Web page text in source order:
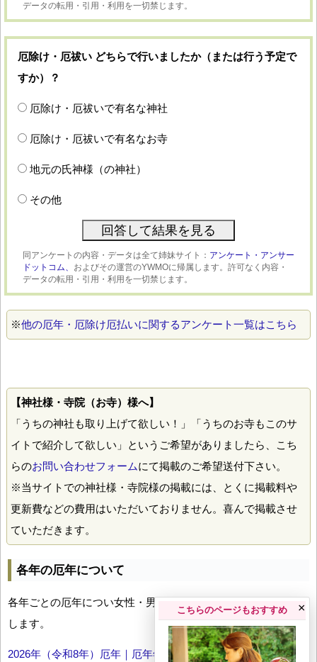
データの転用・引用・利用を一切禁じます。
厄除け・厄祓い どちらで行いましたか（または行う予定で
すか）？
厄除け・厄祓いで有名な神社
厄除け・厄祓いで有名なお寺
地元の氏神様（の神社）
その他
同アンケートの内容・データは全て姉妹サイト： アンケート・アンサー
ドットコム、 およびその運営のYWMOに帰属します。許可なく内容・
データの転用・引用・利用を一切禁じます。
※他の厄年・厄除け厄払いに関するアンケート一覧はこちら
【神社様・寺院（お寺）様へ】
「うちの神社も取り上げて欲しい！」「うちのお寺もこのサ
イトで紹介して欲しい」というご希望がありましたら、こち
らのお問い合わせフォームにて掲載のご希望送付下さい。
※当サイトでの神社様・寺院様の掲載には、とくに掲載料や
更新費などの費用はいただいておりません。喜んで掲載させ
ていただきます。
各年の厄年について
各年ごとの厄年につい女性・男性の年齢早見表とともにお伝え
します。
2026年（令和8年）厄年｜厄年年齢早見表
こちらのページもおすすめ ×